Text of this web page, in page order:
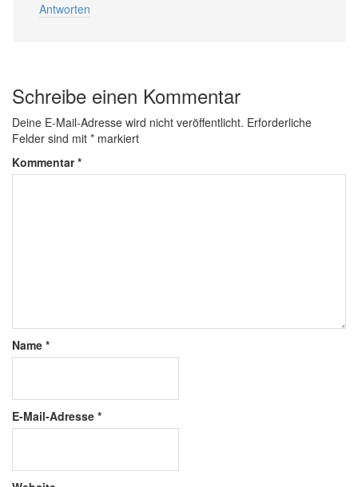
Antworten
Schreibe einen Kommentar
Deine E-Mail-Adresse wird nicht veröffentlicht. Erforderliche
Felder sind mit * markiert
Kommentar*
Name *
E-Mail-Adresse *